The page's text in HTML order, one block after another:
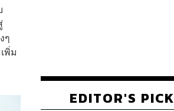
ๆ
พิ่ม
EDITOR'S PICK